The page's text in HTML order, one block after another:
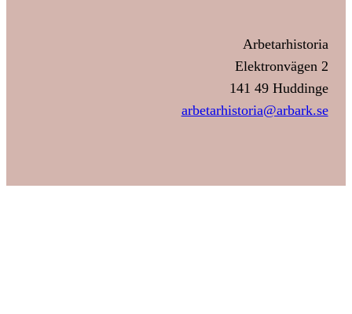
Arbetarhistoria
Elektronvägen 2
141 49 Huddinge
arbetarhistoria@arbark.se